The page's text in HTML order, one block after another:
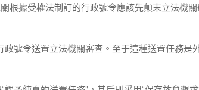
根據受權法制訂的行政號令應該先顛末立法機
號令送置立法機關審查。至于這種送置任務是